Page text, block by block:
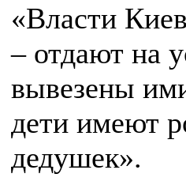
«Власти
– отдают на
вывезены
дети имеют
дедушек».